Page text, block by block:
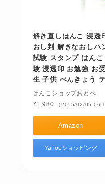
解き直しはんこ 浸透
おし判 解きなおしハ
試験 スタンプ はん
験 浸透印 お勉強 お
生 子供 べんきょう
はんこショップおとべ
¥1,980
（2025/02/05
Amazon
Yahooショッピング